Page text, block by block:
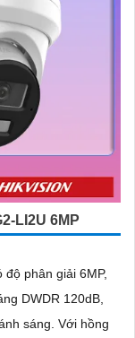
LI2U 6MP
phân giải 6MP,
DWDR 120dB,
Với hồng